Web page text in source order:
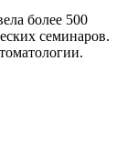
более 500
семинаров.